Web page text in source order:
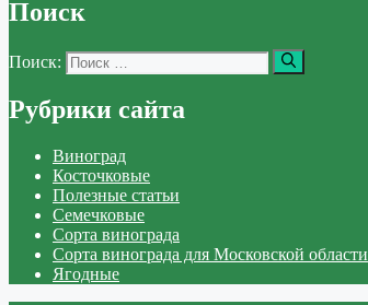
Поиск
Поиск:
Рубрики сайта
Виноград
Косточковые
Полезные статьи
Семечковые
Сорта винограда
Сорта винограда для Московской области
Ягодные